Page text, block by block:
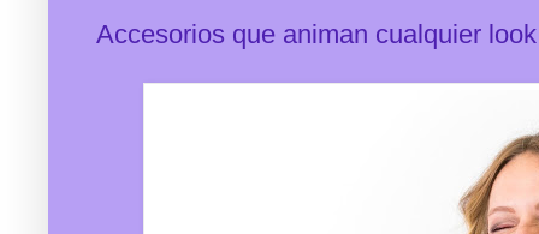
Accesorios que animan cualquier look